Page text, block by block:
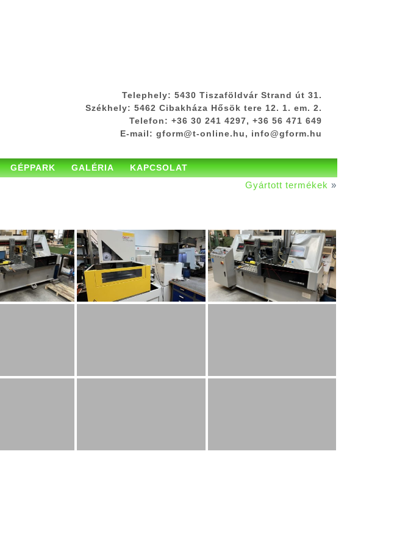
Telephely: 5430 Tiszaföldvár Strand út 31.
Székhely: 5462 Cibakháza Hősök tere 12. 1. em. 2.
Telefon: +36 30 241 4297, +36 56 471 649
E-mail: gform@t-online.hu, info@gform.hu
GÉPPARK GALÉRIA KAPCSOLAT
Gyártott termékek »